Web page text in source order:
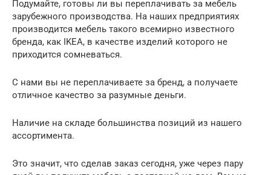
Подумайте, готовы ли вы переплачивать за мебель
зарубежного производства. На наших предприятиях
производится мебель такого всемирно известного
бренда, как IKEA, в качестве изделий которого не
приходится сомневаться.
С нами вы не переплачиваете за бренд, а получаете
отличное качество за разумные деньги.
Наличие на складе большинства позиций из нашего
ассортимента.
Это значит, что сделав заказ сегодня, уже через пару